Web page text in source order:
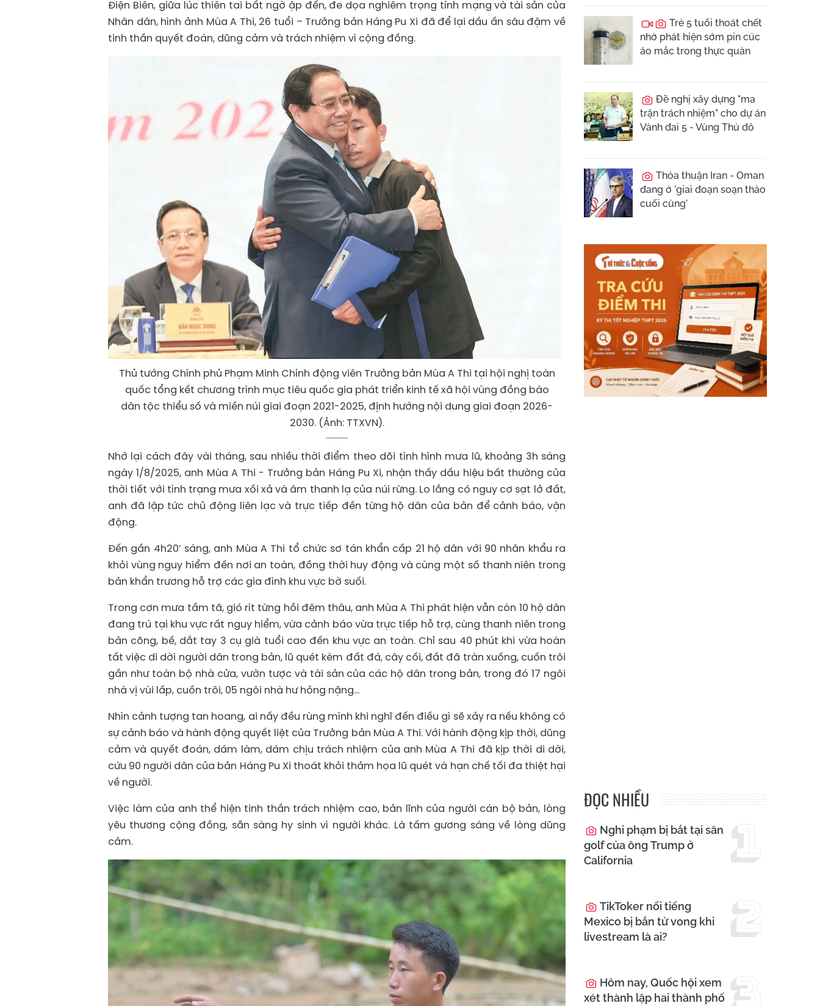
Điện Biên, giữa lúc thiên tai bất ngờ ập đến, đe dọa nghiêm trọng tính mạng và tài sản của
Nhân dân, hình ảnh Mùa A Thi, 26 tuổi – Trưởng bản Háng Pu Xi đã để lại dấu ấn sâu đậm về
tinh thần quyết đoán, dũng cảm và trách nhiệm vì cộng đồng.
Thủ tướng Chính phủ Phạm Minh Chính động viên Trưởng bản Mùa A Thi tại hội nghị toàn
quốc tổng kết chương trình mục tiêu quốc gia phát triển kinh tế xã hội vùng đồng bào
dân tộc thiểu số và miền núi giai đoạn 2021-2025, định hướng nội dung giai đoạn 2026-
2030. (Ảnh: TTXVN).
Nhớ lại cách đây vài tháng, sau nhiều thời điểm theo dõi tình hình mưa lũ, khoảng 3h sáng
ngày 1/8/2025, anh Mùa A Thi - Trưởng bản Háng Pu Xi, nhận thấy dấu hiệu bất thường của
thời tiết với tình trạng mưa xối xả và âm thanh lạ của núi rừng. Lo lắng có nguy cơ sạt lở đất,
anh đã lập tức chủ động liên lạc và trực tiếp đến từng hộ dân của bản để cảnh báo, vận
động.
Đến gần 4h20’ sáng, anh Mùa A Thi tổ chức sơ tán khẩn cấp 21 hộ dân với 90 nhân khẩu ra
khỏi vùng nguy hiểm đến nơi an toàn, đồng thời huy động và cùng một số thanh niên trong
bản khẩn trương hỗ trợ các gia đình khu vực bờ suối.
Trong cơn mưa tầm tã, gió rít từng hồi đêm thâu, anh Mùa A Thi phát hiện vẫn còn 10 hộ dân
đang trú tại khu vực rất nguy hiểm, vừa cảnh báo vừa trực tiếp hỗ trợ, cùng thanh niên trong
bản cõng, bế, dắt tay 3 cụ già tuổi cao đến khu vực an toàn. Chỉ sau 40 phút khi vừa hoàn
tất việc di dời người dân trong bản, lũ quét kèm đất đá, cây cối, đất đã tràn xuống, cuốn trôi
gần như toàn bộ nhà cửa, vườn tược và tài sản của các hộ dân trong bản, trong đó 17 ngôi
nhà vị vùi lấp, cuốn trôi, 05 ngôi nhà hư hỏng nặng...
Nhìn cảnh tượng tan hoang, ai nấy đều rùng mình khi nghĩ đến điều gì sẽ xảy ra nếu không có
sự cảnh báo và hành động quyết liệt của Trưởng bản Mùa A Thi. Với hành động kịp thời, dũng
cảm và quyết đoán, dám làm, dám chịu trách nhiệm của anh Mùa A Thi đã kịp thời di dời,
cứu 90 người dân của bản Háng Pu Xi thoát khỏi thảm họa lũ quét và hạn chế tối đa thiệt hại
về người.
Việc làm của anh thể hiện tinh thần trách nhiệm cao, bản lĩnh của người cán bộ bản, lòng
yêu thương cộng đồng, sẵn sàng hy sinh vì người khác. Là tấm gương sáng về lòng dũng
cảm.
Trẻ 5 tuổi thoát chết
nhờ phát hiện sớm pin cúc
áo mắc trong thực quản
Đề nghị xây dựng "ma
trận trách nhiệm" cho dự án
Vành đai 5 - Vùng Thủ đô
Thỏa thuận Iran - Oman
đang ở 'giai đoạn soạn thảo
cuối cùng'
ĐỌC NHIỀU
Nghi phạm bị bắt tại sân
golf của ông Trump ở
California
TikToker nổi tiếng
Mexico bị bắn tử vong khi
livestream là ai?
Hôm nay, Quốc hội xem
xét thành lập hai thành phố